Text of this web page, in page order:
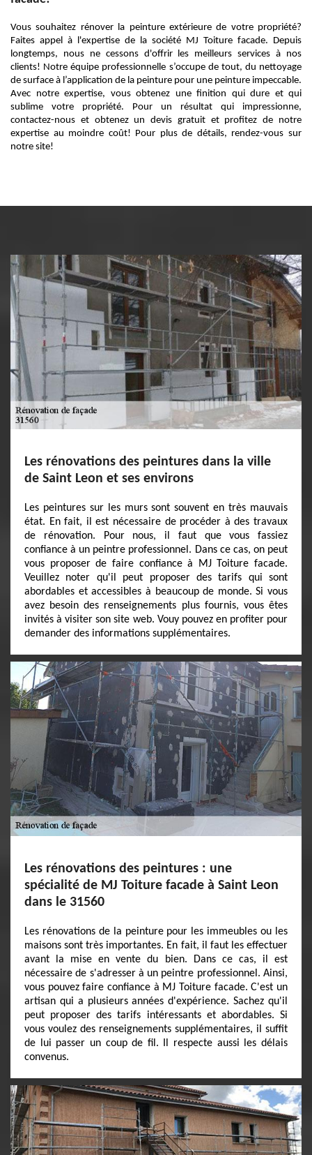
Vous souhaitez rénover la peinture extérieure de votre propriété?
Faites appel à l'expertise de la société MJ Toiture facade. Depuis
longtemps, nous ne cessons d'offrir les meilleurs services à nos
clients! Notre équipe professionnelle s’occupe de tout, du nettoyage
de surface à l’application de la peinture pour une peinture impeccable.
Avec notre expertise, vous obtenez une finition qui dure et qui
sublime votre propriété. Pour un résultat qui impressionne,
contactez-nous et obtenez un devis gratuit et profitez de notre
expertise au moindre coût! Pour plus de détails, rendez-vous sur
notre site!
Les rénovations des peintures dans la ville
de Saint Leon et ses environs
Les peintures sur les murs sont souvent en très mauvais
état. En fait, il est nécessaire de procéder à des travaux
de rénovation. Pour nous, il faut que vous fassiez
confiance à un peintre professionnel. Dans ce cas, on peut
vous proposer de faire confiance à MJ Toiture facade.
Veuillez noter qu'il peut proposer des tarifs qui sont
abordables et accessibles à beaucoup de monde. Si vous
avez besoin des renseignements plus fournis, vous êtes
invités à visiter son site web. Vouy pouvez en profiter pour
demander des informations supplémentaires.
Les rénovations des peintures : une
spécialité de MJ Toiture facade à Saint Leon
dans le 31560
Les rénovations de la peinture pour les immeubles ou les
maisons sont très importantes. En fait, il faut les effectuer
avant la mise en vente du bien. Dans ce cas, il est
nécessaire de s'adresser à un peintre professionnel. Ainsi,
vous pouvez faire confiance à MJ Toiture facade. C'est un
artisan qui a plusieurs années d'expérience. Sachez qu'il
peut proposer des tarifs intéressants et abordables. Si
vous voulez des renseignements supplémentaires, il suffit
de lui passer un coup de fil. Il respecte aussi les délais
convenus.